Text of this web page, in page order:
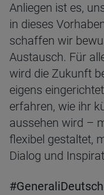
Anliegen ist es,
in dieses
schaffen wir
Austausch. Für
wird die Zukunft
eigens
erfahren, wie ihr
aussehen wird –
flexibel gestaltet,
Dialog und